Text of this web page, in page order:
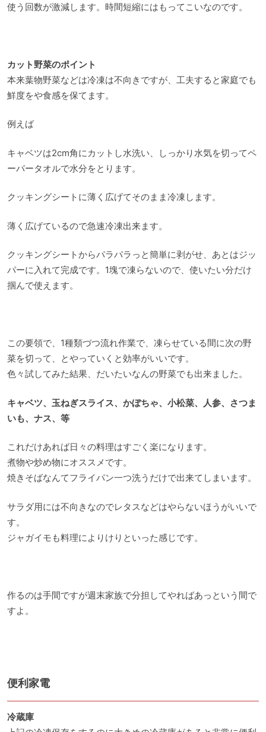
使う回数が激減します。時間短縮にはもってこいなのです。
カット野菜のポイント
本来葉物野菜などは冷凍は不向きですが、工夫すると家庭でも
鮮度をや食感を保てます。
例えば
キャベツは2cm角にカットし水洗い、しっかり水気を切ってペ
ーパータオルで水分をとります。
クッキングシートに薄く広げてそのまま冷凍します。
薄く広げているので急速冷凍出来ます。
クッキングシートからパラパラっと簡単に剥がせ、あとはジッ
パーに入れて完成です。1塊で凍らないので、使いたい分だけ
掴んで使えます。
この要領で、1種類づつ流れ作業で、凍らせている間に次の野
菜を切って、とやっていくと効率がいいです。
色々試してみた結果、だいたいなんの野菜でも出来ました。
キャベツ、玉ねぎスライス、かぼちゃ、小松菜、人参、さつま
いも、ナス、等
これだけあれば日々の料理はすごく楽になります。
煮物や炒め物にオススメです。
焼きそばなんてフライパン一つ洗うだけで出来てしまいます。
サラダ用には不向きなのでレタスなどはやらないほうがいいで
す。
ジャガイモも料理によりけりといった感じです。
作るのは手間ですが週末家族で分担してやればあっという間で
すよ。
便利家電
冷蔵庫